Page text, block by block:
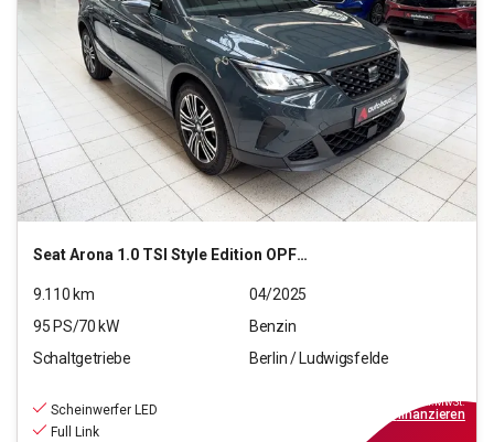
SeatArona 1.0 TSI Style Edition OPF (EURO 6e)
9.110 km
04/2025
95 PS/70 kW
Benzin
Schaltgetriebe
Berlin / Ludwigsfelde
Scheinwerfer LED
Full Link
inkl.MwSt.
finanzieren